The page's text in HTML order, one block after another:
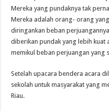
Mereka yang pundaknya tak
Mereka adalah orang- orang
diringankan beban
diberikan pundak yang lebih kuat
memikul beban perjuangan yang
Setelah upacara bendera acara
sekolah untuk masyarakat yang
Riau.